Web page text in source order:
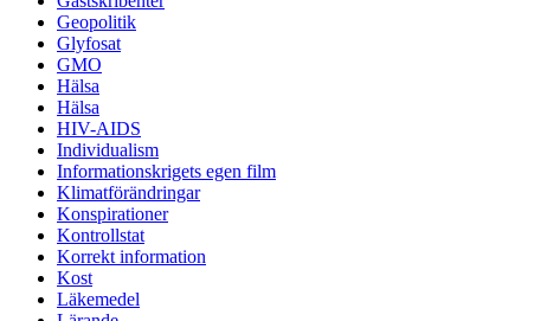
Geopolitik
Glyfosat
GMO
Hälsa
Hälsa
HIV-AIDS
Individualism
Informationskrigets egen film
Klimatförändringar
Konspirationer
Kontrollstat
Korrekt information
Kost
Läkemedel